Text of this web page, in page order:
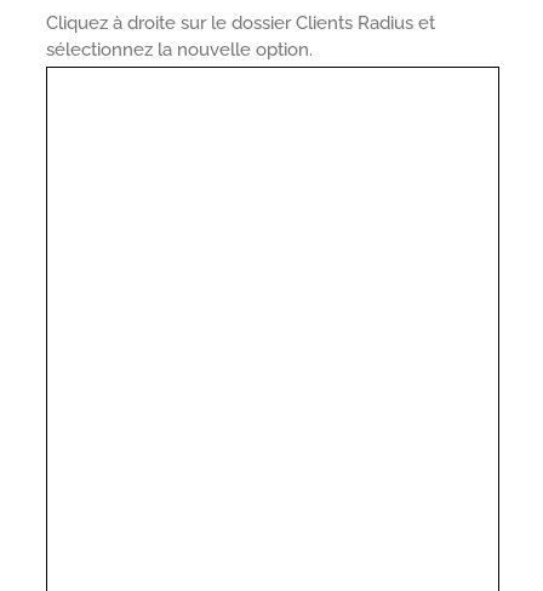
Cliquez à droite sur le dossier Clients Radius et
sélectionnez la nouvelle option.